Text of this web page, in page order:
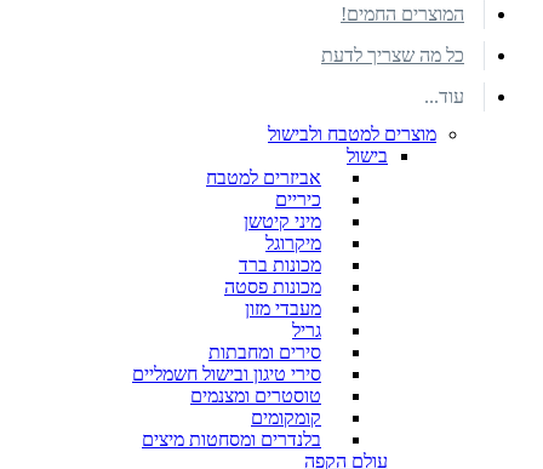
המוצרים החמים!
כל מה שצריך לדעת
עוד...
מוצרים למטבח ולבישול
בישול
אביזרים למטבח
כיריים
מיני קיטשן
מיקרוגל
מכונות ברד
מכונות פסטה
מעבדי מזון
גריל
סירים ומחבתות
סירי טיגון ובישול חשמליים
טוסטרים ומצנמים
קומקומים
בלנדרים ומסחטות מיצים
עולם הקפה